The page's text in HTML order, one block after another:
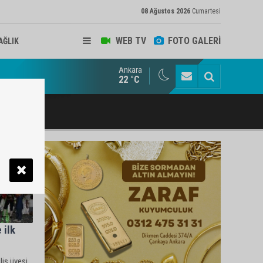
08 Ağustos 2026 Cumartesi
WEB TV FOTO GALERİ
ve Arabulucu Rüstem Yiğit Ahizer'e ziyaretçi akını
Ankara
22 °C
ilk